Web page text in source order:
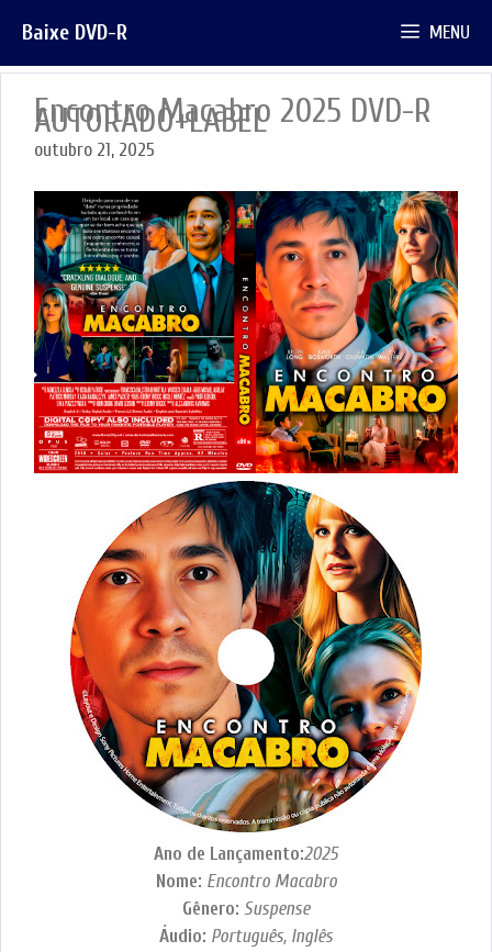
para
o
conteúdo
Baixe DVD-R MENU
Encontro Macabro 2025 DVD-R
AUTORADO+LABEL
outubro 21, 2025
Ano de Lançamento:2025
Nome: Encontro Macabro
Gênero: Suspense
Áudio: Português, Inglês